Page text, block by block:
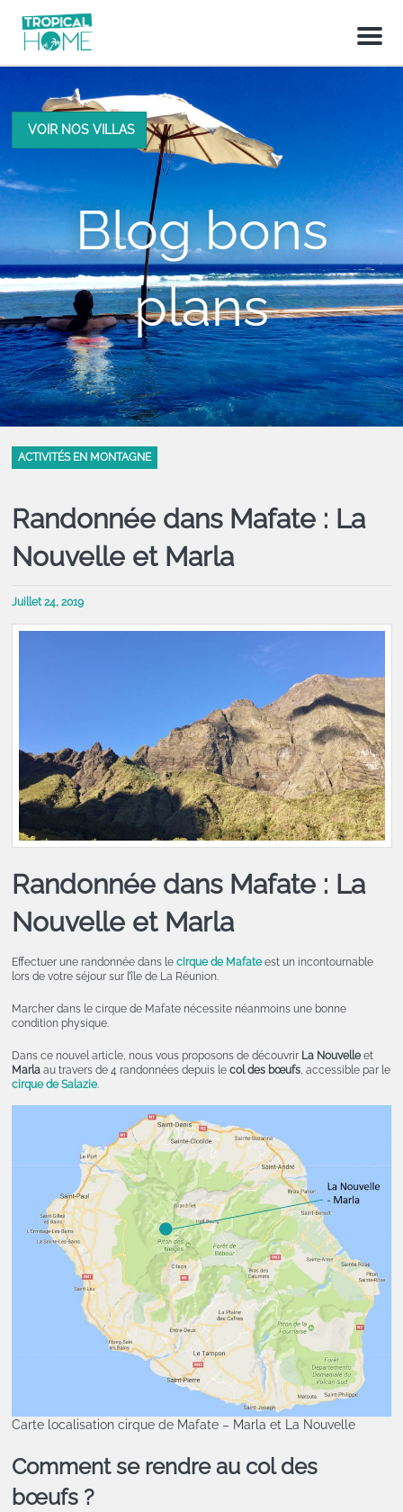
M
n
VOIR NOS VILLAS
Blog bons
plans
ACTIVITÉS EN MONTAGNE
R andonnée dans Mafate : La
Nouvelle et Marla
Juillet 24, 2019
Randonnée dans Mafate : La
Nouvelle et Marla
Effectuer une randonnée dans le cirque de Mafateest un incontournable
lors de votre séjour sur l’île de La Réunion.
Marcher dans le cirque de Mafate nécessite néanmoins une bonne
condition physique.
Dans ce nouvel article, nous vous proposons de découvrir La Nouvelleet
Marlaau travers de 4 randonnées depuis le col des bœufs, accessible par le
cirque de Salazie.
Carte localisation cirque de Mafate – Marla et La Nouvelle
Comment se rendre au col des
bœufs ?